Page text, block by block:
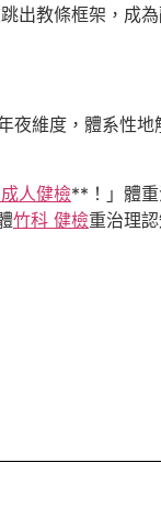
出教條框架，成為
夜維度，體系性
人健檢**！」體
竹科 健檢重治理